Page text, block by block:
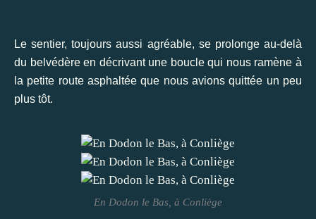
Le sentier, toujours aussi agréable, se prolonge au-delà
du belvédère en décrivant une boucle qui nous ramène à
la petite route asphaltée que nous avions quittée un peu
plus tôt.
En Dodon le Bas, à Conliège